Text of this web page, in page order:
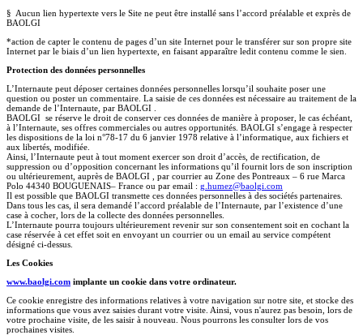
§ Aucun lien hypertexte vers le Site ne peut être installé sans l’accord préalable et exprès de
BAOLGI
*action de capter le contenu de pages d’un site Internet pour le transférer sur son propre site
Internet par le biais d’un lien hypertexte, en faisant apparaître ledit contenu comme le sien.
Protection des données personnelles
L’Internaute peut déposer certaines données personnelles lorsqu’il souhaite poser une
question ou poster un commentaire. La saisie de ces données est nécessaire au traitement de la
demande de l’Internaute, par BAOLGI .
BAOLGI se réserve le droit de conserver ces données de manière à proposer, le cas échéant,
à l’Internaute, ses offres commerciales ou autres opportunités. BAOLGI s’engage à respecter
les dispositions de la loi n°78-17 du 6 janvier 1978 relative à l’informatique, aux fichiers et
aux libertés, modifiée.
Ainsi, l’Internaute peut à tout moment exercer son droit d’accès, de rectification, de
suppression ou d’opposition concernant les informations qu’il fournit lors de son inscription
ou ultérieurement, auprès de BAOLGI , par courrier au Zone des Pontreaux – 6 rue Marca
Polo 44340 BOUGUENAIS– France ou par email : g.humez@baolgi.com
Il est possible que BAOLGI transmette ces données personnelles à des sociétés partenaires.
Dans tous les cas, il sera demandé l’accord préalable de l’Internaute, par l’existence d’une
case à cocher, lors de la collecte des données personnelles.
L’Internaute pourra toujours ultérieurement revenir sur son consentement soit en cochant la
case réservée à cet effet soit en envoyant un courrier ou un email au service compétent
désigné ci-dessus.
Les Cookies
www.baolgi.com implante un cookie dans votre ordinateur.
Ce cookie enregistre des informations relatives à votre navigation sur notre site, et stocke des
informations que vous avez saisies durant votre visite. Ainsi, vous n'aurez pas besoin, lors de
votre prochaine visite, de les saisir à nouveau. Nous pourrons les consulter lors de vos
prochaines visites.